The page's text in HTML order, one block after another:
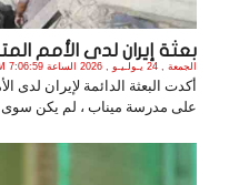
بعثة إيران لدى الأمم
الجمعة , 24 يـولـيـو , 2026 الساعة 7:06:59 PM
أكدت البعثة الدائمة لإيران لدى
على مدرسة ميناب ، لم يكن سوى